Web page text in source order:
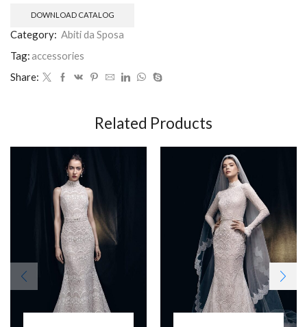
DOWNLOAD CATALOG
Category: Abiti da Sposa
Tag:accessories
Share:
Related Products